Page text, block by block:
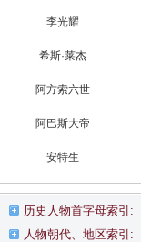
李光耀
希斯·莱杰
阿方索六世
阿巴斯大帝
安特生
历史人物首字母索引:
人物朝代、地区索引: